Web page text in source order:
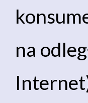
na